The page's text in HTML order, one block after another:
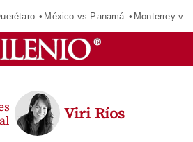
México vs Panamá Monterrey vs
Viri Ríos